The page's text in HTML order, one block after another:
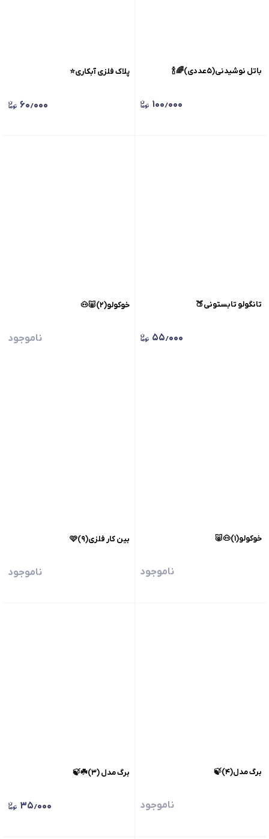
باتل نوشیدنی(۵عددی)🌈🍾
۱۰۰٫۰۰۰
پلاک فلزی آبکاری⭐️
۶۰٫۰۰۰
تانگولو تابستونی🍑
۵۵٫۰۰۰
خوکولو(۲)🐷🐽
ناموجود
خوکولو(۱)🐽🐷
ناموجود
بین کار فلزی(۹)🩷
ناموجود
برگ مدل(۴)🍃
ناموجود
برگ مدل (۳)☘️🍃
۳۵٫۰۰۰